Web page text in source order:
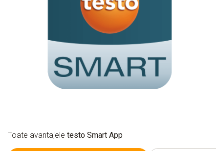
Toate avantajele testo Smart App